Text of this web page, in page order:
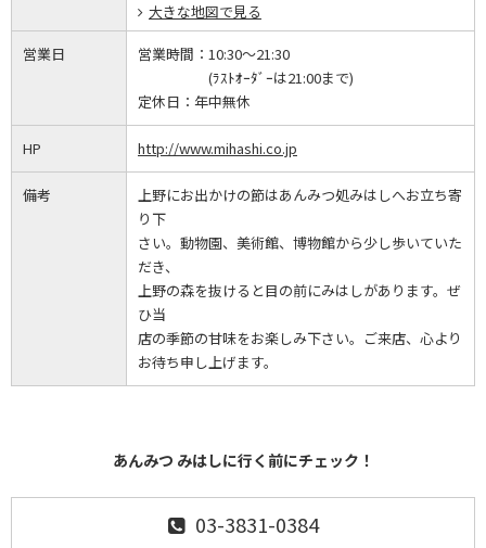
大きな地図で見る
営業日 営業時間： 10:30～21:30
(ﾗｽﾄｵｰﾀﾞｰは21:00まで)
定休日： 年中無休
HP http://www.mihashi.co.jp
備考
上野にお出かけの節はあんみつ処みはしへお立ち寄
り下
さい。動物園、美術館、博物館から少し歩いていた
だき、
上野の森を抜けると目の前にみはしがあります。ぜ
ひ当
店の季節の甘味をお楽しみ下さい。ご来店、心より
お待ち申し上げます。
あんみつ みはしに行く前にチェック！
03-3831-0384